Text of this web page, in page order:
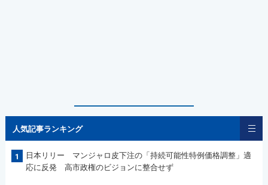
人気記事ランキング
1
日本リリー マンジャロ皮下注の「持続可能性特例価格調整」適
応に反発 高市政権のビジョンに整合せず